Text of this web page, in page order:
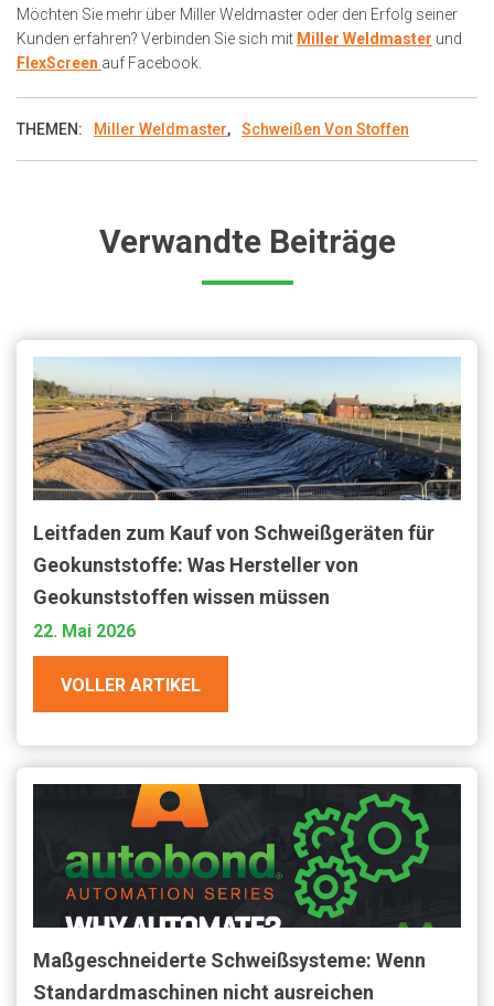
Möchten Sie mehr über Miller Weldmaster oder den Erfolg seiner
Kunden erfahren? Verbinden Sie sich mit Miller Weldmaster und
FlexScreen auf Facebook.
THEMEN: Miller Weldmaster, Schweißen Von Stoffen
Verwandte Beiträge
Leitfaden zum Kauf von Schweißgeräten für
Geokunststoffe: Was Hersteller von
Geokunststoffen wissen müssen
22. Mai 2026
VOLLER ARTIKEL
Maßgeschneiderte Schweißsysteme: Wenn
Standardmaschinen nicht ausreichen